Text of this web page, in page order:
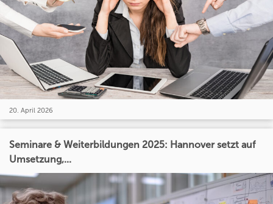
20. April 2026
Seminare & Weiterbildungen 2025: Hannover setzt auf
Umsetzung,...